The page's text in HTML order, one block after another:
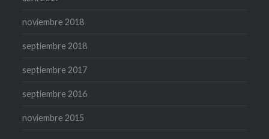
noviembre 2018
septiembre 2018
septiembre 2017
septiembre 2016
noviembre 2015